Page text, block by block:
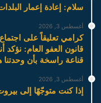
سلام: إعادة إعمار
أغسطس 3, 2026
كرامي تعليقاً على
قانون العفو العام: نؤكد
قناعة راسخة بأن
أغسطس 3, 2026
إذا كنت متوجّهًا إلى